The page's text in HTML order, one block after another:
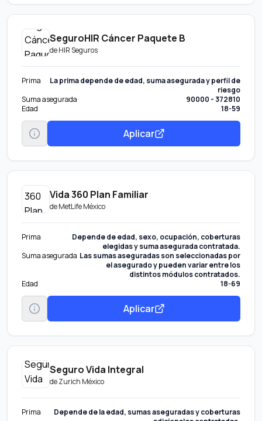
SeguroHIR Cáncer Paquete B
deHIR Seguros
Prima
La prima depende de edad, suma asegurada y perfil de
riesgo
Suma asegurada
90000 - 372810
Edad
18-59
Aplicar
Vida 360 Plan Familiar
deMetLife México
Prima
Depende de edad, sexo, ocupación, coberturas
elegidas y suma asegurada contratada.
Suma asegurada Las sumas aseguradas son seleccionadas por
el asegurado y pueden variar entre los
distintos módulos contratados.
Edad
18-69
Aplicar
Seguro Vida Integral
deZurich México
Prima
Depende de la edad, sumas aseguradas y coberturas